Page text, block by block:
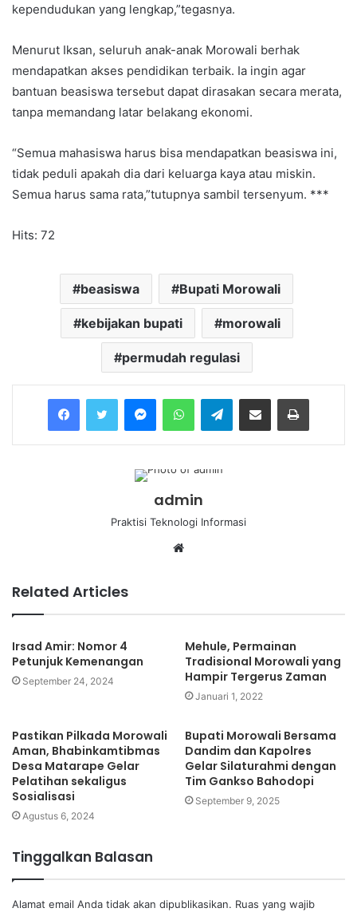
kependudukan yang lengkap,”tegasnya.
Menurut Iksan, seluruh anak-anak Morowali berhak
mendapatkan akses pendidikan terbaik. Ia ingin agar
bantuan beasiswa tersebut dapat dirasakan secara merata,
tanpa memandang latar belakang ekonomi.
“Semua mahasiswa harus bisa mendapatkan beasiswa ini,
tidak peduli apakah dia dari keluarga kaya atau miskin.
Semua harus sama rata,”tutupnya sambil tersenyum. ***
Hits: 72
beasiswa Bupati Morowali
kebijakan bupati morowali
permudah regulasi
MessengerWhatsAppTelegramShare via Email Print
admin
Praktisi Teknologi Informasi
Website
Related Articles
Irsad Amir: Nomor 4
Petunjuk Kemenangan
September 24, 2024
Mehule, Permainan
Tradisional Morowali yang
Hampir Tergerus Zaman
Januari 1, 2022
Pastikan Pilkada Morowali
Aman, Bhabinkamtibmas
Desa Matarape Gelar
Pelatihan sekaligus
Sosialisasi
Agustus 6, 2024
Bupati Morowali Bersama
Dandim dan Kapolres
Gelar Silaturahmi dengan
Tim Gankso Bahodopi
September 9, 2025
Tinggalkan Balasan
Alamat email Anda tidak akan dipublikasikan. Ruas yang wajib